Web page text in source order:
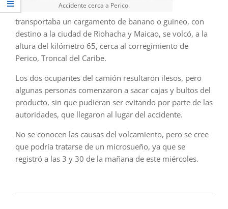
Accidente cerca a Perico.
transportaba un cargamento de banano o guineo, con
destino a la ciudad de Riohacha y Maicao, se volcó, a la
altura del kilómetro 65, cerca al corregimiento de
Perico, Troncal del Caribe.
Los dos ocupantes del camión resultaron ilesos, pero
algunas personas comenzaron a sacar cajas y bultos del
producto, sin que pudieran ser evitando por parte de las
autoridades, que llegaron al lugar del accidente.
No se conocen las causas del volcamiento, pero se cree
que podría tratarse de un microsueño, ya que se
registró a las 3 y 30 de la mañana de este miércoles.